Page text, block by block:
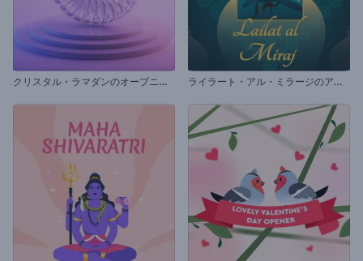
ク
リスタル・ラマダンのオープニング動画 ラ
イラート・アル・ミラージのアニメーション